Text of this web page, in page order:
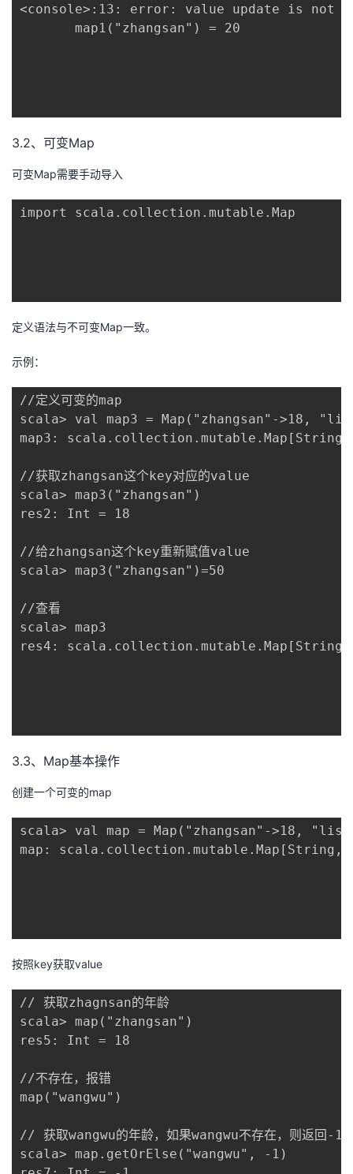
<console>:13: error: value update is not
       map1("zhangsan") = 20
3.2、可变Map
可变Map需要手动导入
import scala.collection.mutable.Map
定义语法与不可变Map一致。
示例：
//定义可变的map
scala> val map3 = Map("zhangsan"->18,
map3:
//获取zhangsan这个key对应的value
scala> map3("zhangsan")
res2: Int = 18
//给zhangsan这个key重新赋值value
scala> map3("zhangsan")=50
//查看
scala> map3
res4:
3.3、Map基本操作
创建一个可变的map
scala> val map = Map("zhangsan"->18,
map:
按照key获取value
// 获取zhagnsan的年龄
scala> map("zhangsan")
res5: Int = 18
//不存在，报错
map("wangwu")
// 获取wangwu的年龄，如果wangwu不存在，则返回-1
scala> map.getOrElse("wangwu", -1)